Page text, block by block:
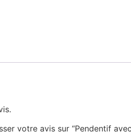
votre avis sur “Pendentif